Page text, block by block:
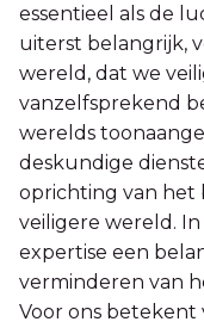
essentieel als de
uiterst belangrijk,
wereld, dat we
vanzelfsprekend
werelds
deskundige
oprichting van het
veiligere wereld.
expertise een
verminderen van
Voor ons